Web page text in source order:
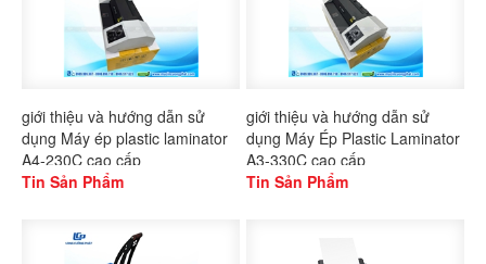
giới thiệu và hướng dẫn sử
dụng Máy ép plastic laminator
A4-230C cao cấp
Tin Sản Phẩm
giới thiệu và hướng dẫn sử
dụng Máy Ép Plastic Laminator
A3-330C cao cấp
Tin Sản Phẩm